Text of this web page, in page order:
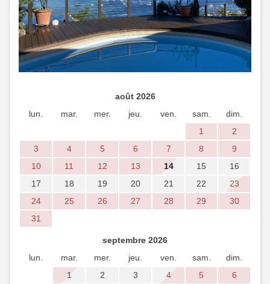
août 2026
lun.
mar. mer. jeu. ven. sam.
dim.
1
2
3
4 5 6 7 8
9
10
11 12 13 14 15
16
17
18 19 20 21 22
23
24
25 26 27 28 29
30
31
septembre 2026
lun.
mar. mer. jeu. ven. sam.
dim.
1
2 3 4 5
6